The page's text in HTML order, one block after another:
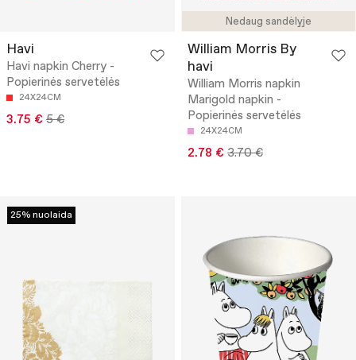
Havi
Havi napkin Cherry -
Popierinės servetėlės
24X24CM
3.75 € 5 €
Nedaug sandėlyje
William Morris By
havi
William Morris napkin
Marigold napkin -
Popierinės servetėlės
24X24CM
2.78 € 3.70 €
25% nuolaida